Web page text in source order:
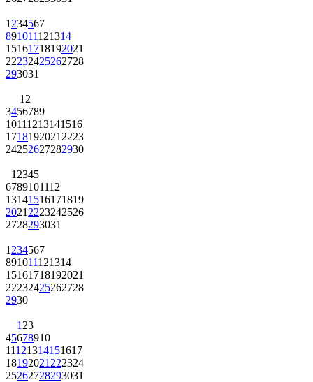
1 234567
891011121314
15161718192021
22232425262728
293031
1 2
3456789
10111213141516
1718192021 2223
24252627282930
1 2345
6789101112
13141516171819
2021 2223242526
2728293031
1 234567
891011121314
15161718192021
22232425262728
2930
1 23
45678910
11121314151617
18192021 222324
25262728293031